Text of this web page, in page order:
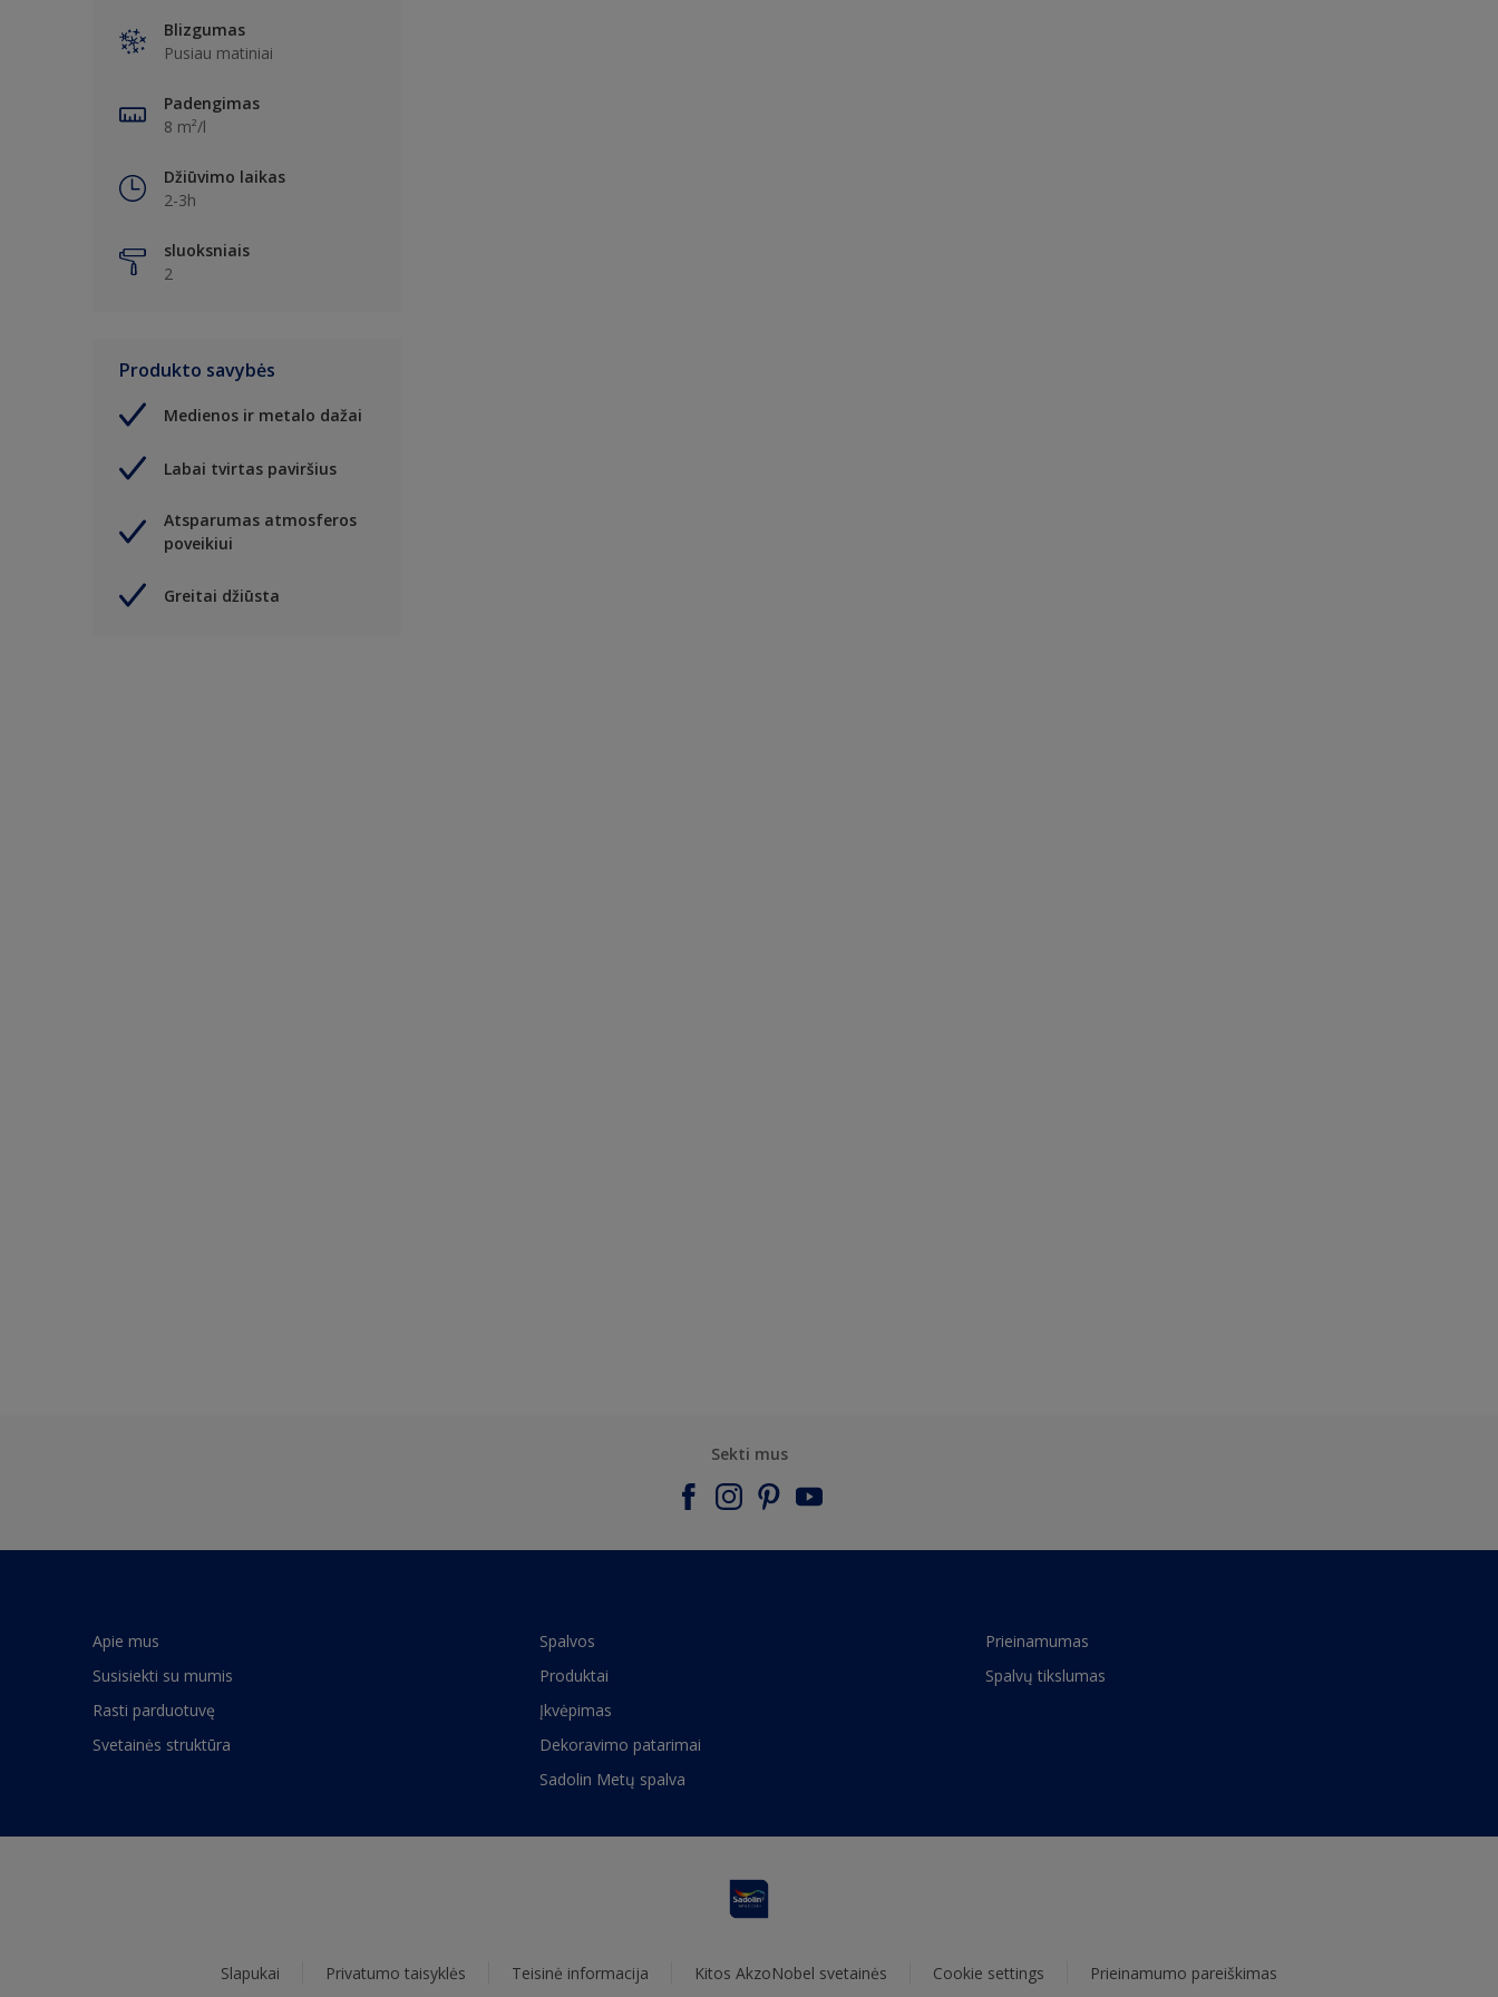
Blizgumas
Pusiau matiniai
Padengimas
8 m²/l
Džiūvimo laikas
2-3h
sluoksniais
2
Produkto savybės
Medienos ir metalo dažai
Labai tvirtas paviršius
Atsparumas atmosferos
poveikiui
Greitai džiūsta
Sekti mus
Apie mus
Susisiekti su mumis
Rasti parduotuvę
Svetainės struktūra
Spalvos
Produktai
Įkvėpimas
Dekoravimo patarimai
Sadolin Metų spalva
Prieinamumas
Spalvų tikslumas
Slapukai Privatumo taisyklės Teisinė informacija Kitos AkzoNobel svetainės Cookie settings Prieinamumo pareiškimas